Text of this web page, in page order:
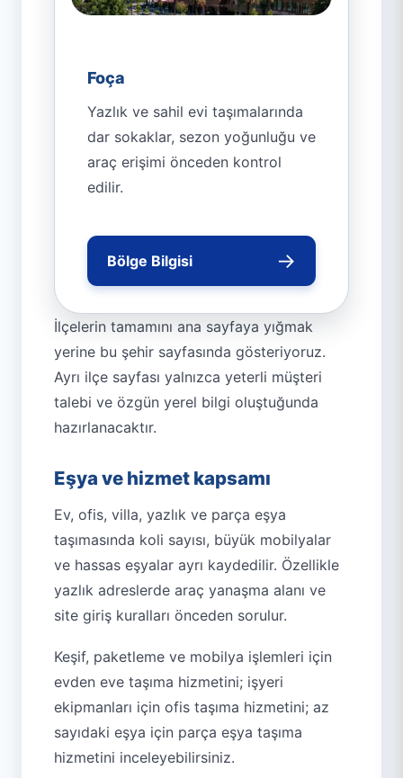
Foça
Yazlık ve sahil evi taşımalarında
dar sokaklar, sezon yoğunluğu ve
araç erişimi önceden kontrol
edilir.
Bölge Bilgisi →
İlçelerin tamamını ana sayfaya yığmak
yerine bu şehir sayfasında gösteriyoruz.
Ayrı ilçe sayfası yalnızca yeterli müşteri
talebi ve özgün yerel bilgi oluştuğunda
hazırlanacaktır.
Eşya ve hizmet kapsamı
Ev, ofis, villa, yazlık ve parça eşya
taşımasında koli sayısı, büyük mobilyalar
ve hassas eşyalar ayrı kaydedilir. Özellikle
yazlık adreslerde araç yanaşma alanı ve
site giriş kuralları önceden sorulur.
Keşif, paketleme ve mobilya işlemleri için
evden eve taşıma hizmetini; işyeri
ekipmanları için ofis taşıma hizmetini; az
sayıdaki eşya için parça eşya taşıma
hizmetini inceleyebilirsiniz.